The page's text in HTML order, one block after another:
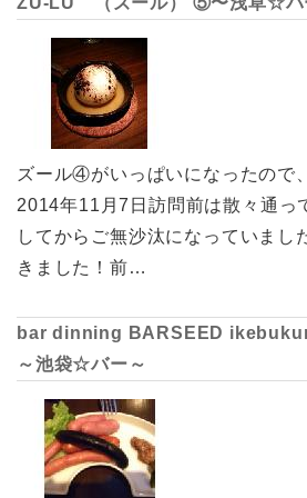
ズール④がいっぱいになったので
2014年11月7日訪問前は散々通っ
してからご無沙汰になっていまし
きました！前…
bar dinning BARSEED
～池袋☆バー～